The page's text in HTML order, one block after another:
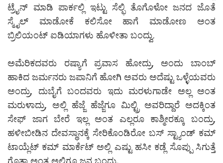
ಟ್ರೈನ್ ಮಾಡಿ ಪಾರ್ಕಲ್ಲಿ ಇಟ್ಟು ಸೆಲ್ಫಿ ತೊಗೊಳೋ ಜನದ ಜೊತೆ
ಸ್ಮೈಲ್ ಮಾಡೋಕೆ ಕಲಿಸೋ ಹಾಗೆ ಮಾಡೋಣ ಅಂತ
ಬ್ರಿಲಿಯಂಟ್ ಐಡಿಯಾಗಳು ಹೊಳೀತಾ ಬಂದ್ವು.
ಅಮೆರಿಕದವರು ರಷ್ಯಾಗೆ ಪ್ರವಾಸ ಹೋದ್ರು, ಅಂದು ಬಾಂಬ್
ಹಾಕಿದ ಜರ್ಮನರು ಜಪಾನಿಗೆ ಹೋಗಿ ಅವರು ಅದೆಷ್ಟು ಒಳ್ಳೆಯವರು
ಅಂದ್ರು, ದುಬೈಗೆ ಬಂದವರು ಇದು ಮರಳುಗಾಡೇ ಅಲ್ಲ ಅಂತ
ಮರುಳಾದ್ರು, ಅಲ್ಲಿ ಹೆಜ್ಜೆ ಹೆಜ್ಜೆಗೂ ಮಿಲ್ಟ್ರಿ ಅವರಿದ್ದಾರೆ ಅದಕ್ಕಿಂತ
ಸೇಫ್ ಜಾಗ ಬೇರೆ ಇಲ್ಲ ಅಂತ ಎಲ್ಲರೂ ಕಾಶ್ಮೀರಕ್ಕೂ ಬಂದ್ರು,
ಹಳೀಬೀಡಿನ ದೇವಸ್ಥಾನಕ್ಕೆ ಸೇರಿಕೊಂಡಿರೋ ಬಸ್ ಸ್ಟ್ಯಾಂಡ್ ಕಮ್
ಟಾಯ್ಲೆಟ್ ಕಮ್ ಮಾರ್ಕೆಟ್ ಅಲ್ಲಿ ಎಷ್ಟು ಹಸೀ ಕಡ್ಲೆ ಸೊಪ್ಪು ಸಿಗುತ್ತೆ